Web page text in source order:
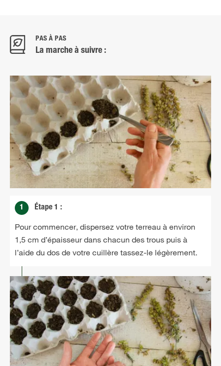
PAS À PAS
La marche à suivre :
1 Étape 1 :
Pour commencer, dispersez votre terreau à environ
1,5 cm d’épaisseur dans chacun des trous puis à
l’aide du dos de votre cuillère tassez-le légèrement.